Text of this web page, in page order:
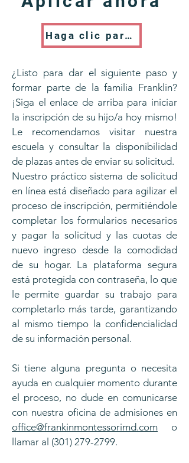
Haga clic para aplicar
¿Listo para dar el siguiente paso y
formar parte de la familia Franklin?
¡Siga el enlace de arriba para iniciar
la inscripción de su hijo/a hoy mismo!
Le recomendamos visitar nuestra
escuela y consultar la disponibilidad
de plazas antes de enviar su solicitud.
Nuestro práctico sistema de solicitud
en línea está diseñado para agilizar el
proceso de inscripción, permitiéndole
completar los formularios necesarios
y pagar la solicitud y las cuotas de
nuevo ingreso desde la comodidad
de su hogar. La plataforma segura
está protegida con contraseña, lo que
le permite guardar su trabajo para
completarlo más tarde, garantizando
al mismo tiempo la confidencialidad
de su información personal.
Si tiene alguna pregunta o necesita
ayuda en cualquier momento durante
el proceso, no dude en comunicarse
con nuestra oficina de admisiones en
office@frankinmontessorimd.com o
llamar al (301) 279-2799.